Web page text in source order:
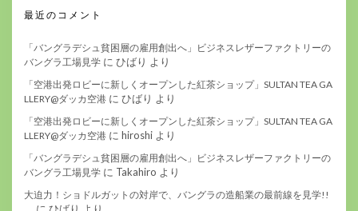
最近のコメント
「バングラデシュ貧困層の雇用創出へ」ビジネスレザーファクトリーの
バングラ工場見学 に ひばり より
「空港出発ロビーに新しくオープンした紅茶ショップ」SULTAN TEA GA
LLERY@ダッカ空港 に ひばり より
「空港出発ロビーに新しくオープンした紅茶ショップ」SULTAN TEA GA
LLERY@ダッカ空港 に hiroshi より
「バングラデシュ貧困層の雇用創出へ」ビジネスレザーファクトリーの
バングラ工場見学 に Takahiro より
大迫力！ショドルガットの対岸で、バングラの造船業の最前線を見学!!
に ひばり より